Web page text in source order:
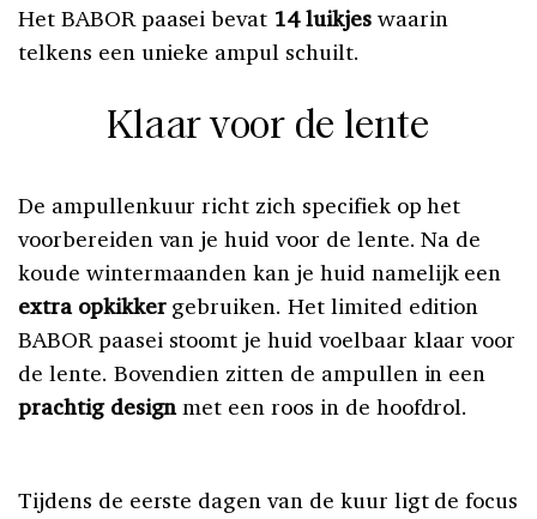
Het BABOR paasei bevat 14 luikjeswaarin
telkens een unieke ampul schuilt.
Klaar voor de lente
De ampullenkuur richt zich specifiek op het
voorbereiden van je huid voor de lente. Na de
koude wintermaanden kan je huid namelijk een
extra opkikkergebruiken. Het limited edition
BABOR paasei stoomt je huid voelbaar klaar voor
de lente. Bovendien zitten de ampullen in een
prachtig designmet een roos in de hoofdrol.
Tijdens de eerste dagen van de kuur ligt de focus